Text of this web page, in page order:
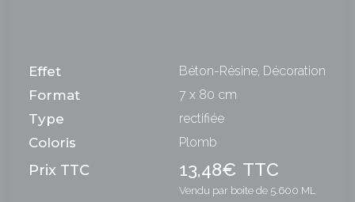
Effet Béton-Résine, Décoration
Format 7 x 80 cm
Type rectifiée
Coloris Plomb
Prix TTC 13,48€ TTC
Vendu par boite de 5.600 ML